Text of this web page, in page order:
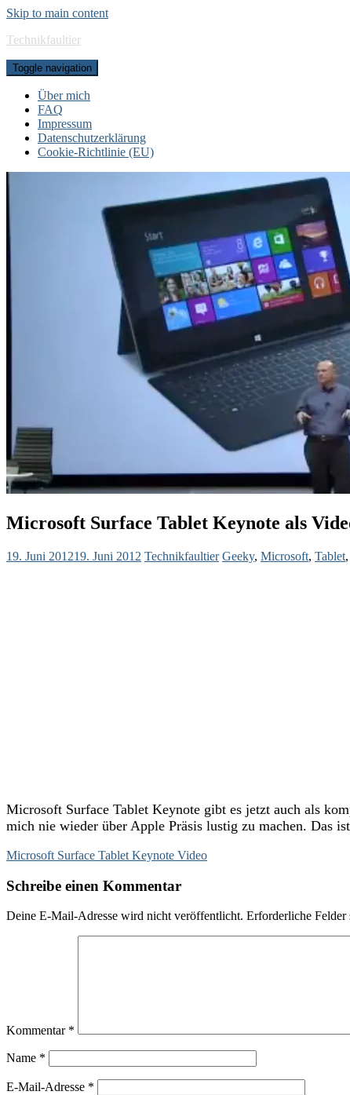
Skip to main content
Technikfaultier
Toggle navigation
Über mich
FAQ
Impressum
Datenschutzerklärung
Cookie-Richtlinie (EU)
Microsoft Surface Tablet Keynote als
19. Juni 201219. Juni 2012 Technikfaultier Geeky, Microsoft, Tablet,
Microsoft Surface Tablet Keynote gibt es jetzt auch als
mich nie wieder über Apple Präsis lustig zu machen. Das
Microsoft Surface Tablet Keynote Video
Schreibe einen Kommentar
Deine E-Mail-Adresse wird nicht veröffentlicht. Erforderliche Felder
Kommentar *
Name *
E-Mail-Adresse *